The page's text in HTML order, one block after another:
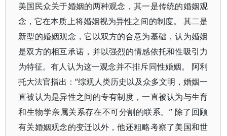
美国民众关于婚姻的两种观念，其一是传统的婚姻观
念，它在本质上将婚姻视为异性之间的制度。 其二是
新型的婚姻观念，它以双方的合意为基础，认为婚姻
是双方的相互承诺，并以强烈的情感依托和性吸引力
为特征。有人认为这一观念并不排斥同性婚姻。 阿利
托大法官指出：“综观人类历史以及众多文明，婚姻一
直被认为是异性之间的专有制度，一直被认为与生育
和生物学亲属关系存在不可分割的联系。” 除了回顾
有关婚姻观念的变迁以外，他还粗略考察了美国和世